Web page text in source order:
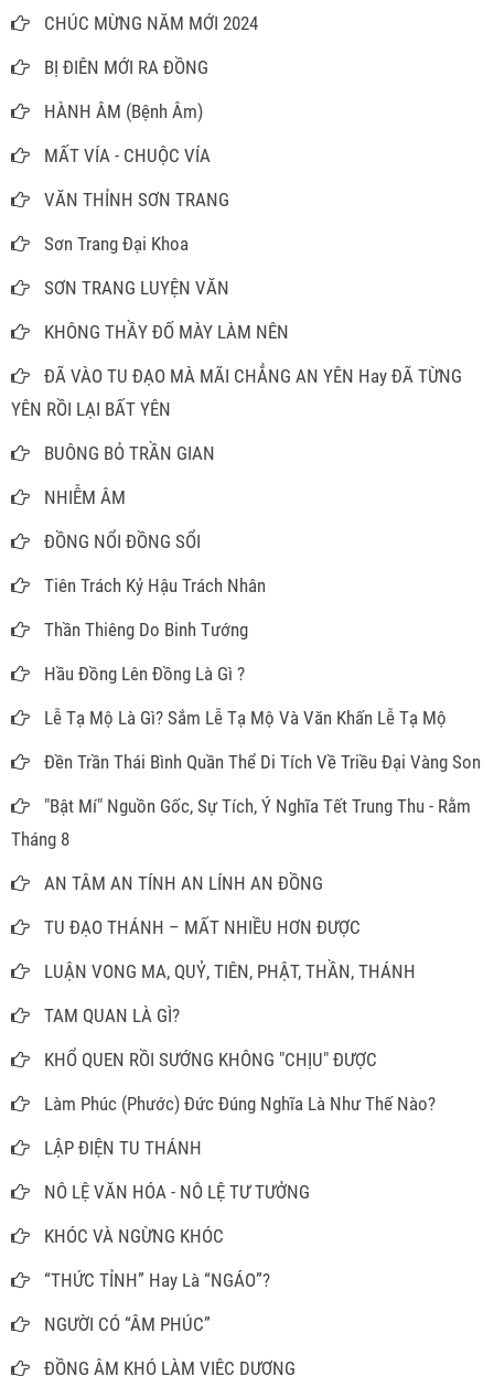
CHÚC MỪNG NĂM MỚI 2024
BỊ ĐIÊN MỚI RA ĐỒNG
HÀNH ÂM (Bệnh Âm)
MẤT VÍA - CHUỘC VÍA
VĂN THỈNH SƠN TRANG
Sơn Trang Đại Khoa
SƠN TRANG LUYỆN VĂN
KHÔNG THẦY ĐỐ MÀY LÀM NÊN
ĐÃ VÀO TU ĐẠO MÀ MÃI CHẲNG AN YÊN Hay ĐÃ TỪNG
YÊN RỒI LẠI BẤT YÊN
BUÔNG BỎ TRẦN GIAN
NHIỄM ÂM
ĐỒNG NỔI ĐỒNG SỔI
Tiên Trách Kỷ Hậu Trách Nhân
Thần Thiêng Do Binh Tướng
Hầu Đồng Lên Đồng Là Gì ?
Lễ Tạ Mộ Là Gì? Sắm Lễ Tạ Mộ Và Văn Khấn Lễ Tạ Mộ
Đền Trần Thái Bình Quần Thể Di Tích Về Triều Đại Vàng Son
"Bật Mí" Nguồn Gốc, Sự Tích, Ý Nghĩa Tết Trung Thu - Rằm
Tháng 8
AN TÂM AN TÍNH AN LÍNH AN ĐỒNG
TU ĐẠO THÁNH – MẤT NHIỀU HƠN ĐƯỢC
LUẬN VONG MA, QUỶ, TIÊN, PHẬT, THẦN, THÁNH
TAM QUAN LÀ GÌ?
KHỔ QUEN RỒI SƯỚNG KHÔNG "CHỊU" ĐƯỢC
Làm Phúc (Phước) Đức Đúng Nghĩa Là Như Thế Nào?
LẬP ĐIỆN TU THÁNH
NÔ LỆ VĂN HÓA - NÔ LỆ TƯ TƯỞNG
KHÓC VÀ NGỪNG KHÓC
“THỨC TỈNH” Hay Là “NGÁO”?
NGƯỜI CÓ “ÂM PHÚC”
ĐỒNG ÂM KHÓ LÀM VIỆC DƯƠNG